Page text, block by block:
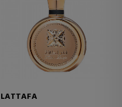
LATTAFA